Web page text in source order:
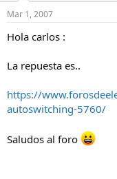
Mar 1, 2007
Hola carlos :
La repuesta es..
https://
autoswitching-5760/
Saludos al foro